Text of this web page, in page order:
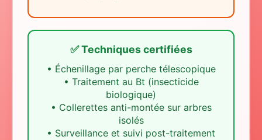
✅ Techniques certifiées
• Échenillage par perche télescopique
• Traitement au Bt (insecticide
biologique)
• Collerettes anti-montée sur arbres
isolés
• Surveillance et suivi post-traitement